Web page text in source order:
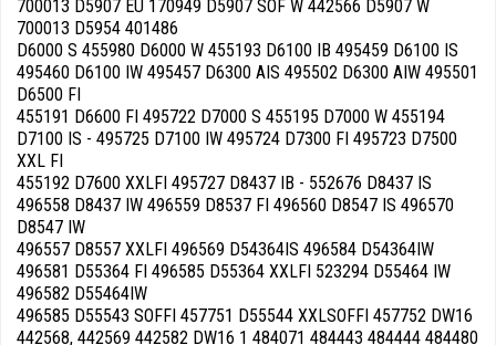
700013 D5907 EU 170949 D5907 SOF W 442566 D5907 W
700013 D5954 401486
D6000 S 455980 D6000 W 455193 D6100 IB 495459 D6100 IS
495460 D6100 IW 495457 D6300 AIS 495502 D6300 AIW 495501
D6500 FI
455191 D6600 FI 495722 D7000 S 455195 D7000 W 455194
D7100 IS - 495725 D7100 IW 495724 D7300 FI 495723 D7500
XXL FI
455192 D7600 XXLFI 495727 D8437 IB - 552676 D8437 IS
496558 D8437 IW 496559 D8537 FI 496560 D8547 IS 496570
D8547 IW
496557 D8557 XXLFI 496569 D54364IS 496584 D54364IW
496581 D55364 FI 496585 D55364 XXLFI 523294 D55464 IW
496582 D55464IW
496585 D55543 SOFFI 457751 D55544 XXLSOFFI 457752 DW16
442568, 442569 442582 DW16 1 484071 484443 484444 484480